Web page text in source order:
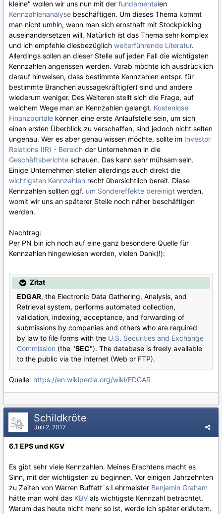
kleine" wollen wir uns nun mit der fundamentalen
Kennzahlenanalyse beschäftigen. Um dieses Thema kommt
man nicht umhin, wenn man sich ernsthaft mit Stockpicking
auseinandersetzen will. Natürlich ist das Thema sehr komplex
und ich empfehle diesbezüglich weiterführende Literatur.
Allerdings sollen an dieser Stelle auf jeden Fall die wichtigsten
Kennzahlen angerissen werden. Vorab möchte ich ausdrücklich
darauf hinweisen, dass bestimmte Kennzahlen entspr. für
bestimmte Branchen aussagekräftig(er) sind und andere
wiederum weniger. Des Weiteren stellt sich die Frage, auf
welchem Wege man an Kennzahlen gelangt. Kostenlose
Finanzportale können eine erste Anlaufstelle sein, um sich
einen ersten Überblick zu verschaffen, sind jedoch nicht selten
ungenau. Wer es aber genau wissen möchte, sollte im Investor
Relations (IR) - Bereich der Unternehmen in die
Geschäftsberichte schauen. Das kann sehr mühsam sein.
Einige Unternehmen stellen allerdings auch direkt die
wichtigsten Kennzahlen recht übersichtlich bereit. Diese
Kennzahlen sollten ggf. um Sondereffekte bereinigt werden,
womit wir uns an späterer Stelle noch näher beschäftigen
werden.
Nachtrag:
Per PN bin ich noch auf eine ganz besondere Quelle für
Kennzahlen hingewiesen worden, vielen Dank(!):
Zitat
EDGAR, the Electronic Data Gathering, Analysis, and
Retrieval system, performs automated collection,
validation, indexing, acceptance, and forwarding of
submissions by companies and others who are required
by law to file forms with the U.S. Securities and Exchange
Commission (the "SEC"). The database is freely available
to the public via the Internet (Web or FTP).
Quelle: https://en.wikipedia.org/wiki/EDGAR
Schildkröte
Juli 2, 2017
6.1 EPS und KGV
Es gibt sehr viele Kennzahlen. Meines Erachtens macht es
Sinn, mit der wichtigsten zu beginnen. Vor einigen Jahrzehnten
zu Zeiten von Warren Buffett´s Lehrmeister Benjamin Graham
hätte man wohl das KBV als wichtigste Kennzahl betrachtet.
Warum das heute nicht mehr so ist, werde ich später erläutern.